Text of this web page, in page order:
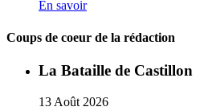
En savoir
Coups de coeur de la rédaction
La Bataille de Castillon
13 Août 2026